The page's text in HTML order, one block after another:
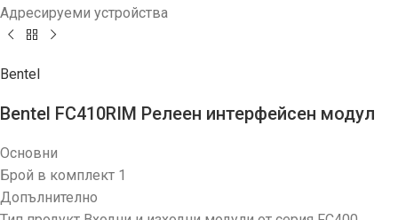
Адресируеми устройства
Bentel
Bentel FC410RIM Релеен интерфейсен модул
Основни
Брой в комплект 1
Допълнително